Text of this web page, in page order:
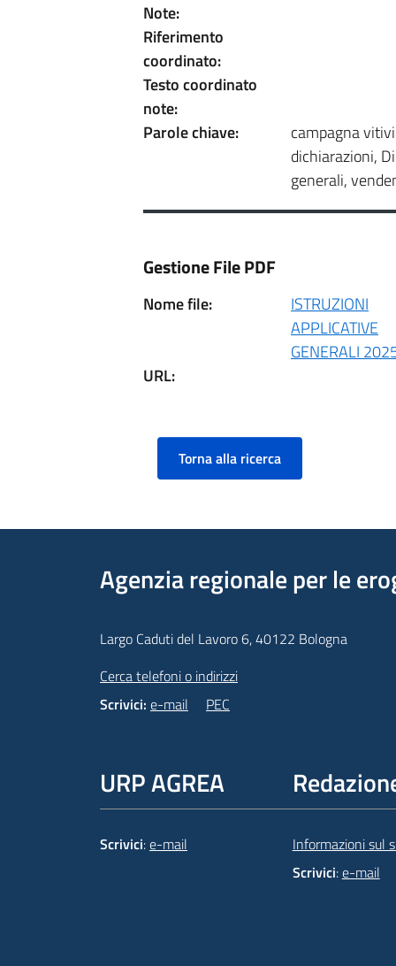
Note:
Riferimento
coordinato:
Testo coordinato
note:
Parole chiave:
campagna
dichiarazioni,
generali,
Gestione File PDF
Nome file:
ISTRUZIONI
APPLICATIVE
GENERALI
URL:
Torna alla ricerca
Agenzia regionale per le
Largo Caduti del Lavoro 6, 40122 Bologna
Cerca telefoni o indirizzi
Scrivici: e-mail PEC
URP AGREA
Scrivici:e-mail
Informazioni sul
Scrivici:e-mail